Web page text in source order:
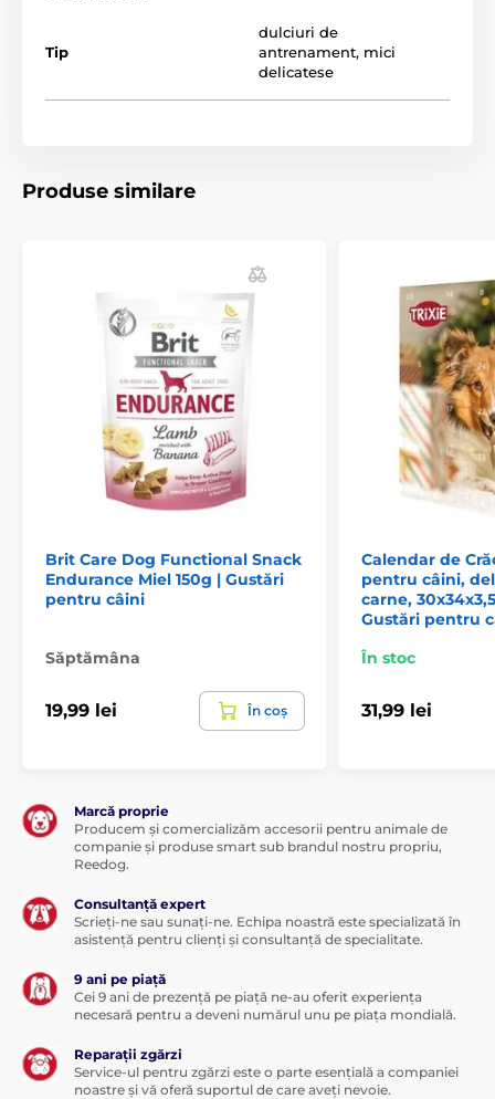
Tip
dulciuri de
antrenament, mici
delicatese
Produse similare
Brit Care Dog Functional Snack
Endurance Miel 150g | Gustări
pentru câini
Săptămâna
19,99 lei În coș
Calendar de
pentru câini,
carne,
Gustări pentru
În stoc
31,99 lei
Marcă proprie
Producem și comercializăm accesorii pentru animale de
companie și produse smart sub brandul nostru propriu,
Reedog.
Consultanță expert
Scrieți-ne sau sunați-ne. Echipa noastră este specializată în
asistență pentru clienți și consultanță de specialitate.
9 ani pe piață
Cei 9 ani de prezență pe piață ne-au oferit experiența
necesară pentru a deveni numărul unu pe piața mondială.
Reparații zgărzi
Service-ul pentru zgărzi este o parte esențială a companiei
noastre și vă oferă suportul de care aveți nevoie.